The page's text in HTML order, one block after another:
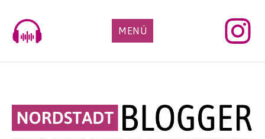
content
MENÜ